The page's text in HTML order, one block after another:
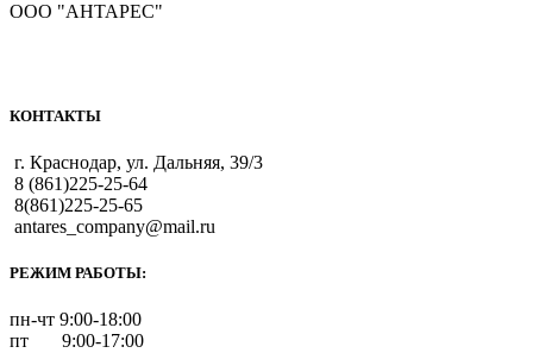
ООО "АНТАРЕС"
КОНТАКТЫ
г. Краснодар, ул. Дальняя, 39/3
8 (861)225-25-64
8(861)225-25-65
antares_company@mail.ru
РЕЖИМ РАБОТЫ:
пн-чт 9:00-18:00
пт 9:00-17:00